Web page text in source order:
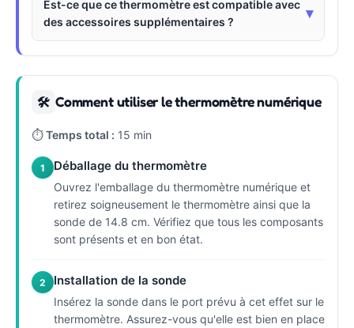
Est-ce que ce thermomètre est compatible avec
des accessoires supplémentaires ?
▾
🛠 Comment utiliser le thermomètre numérique
⏱Temps total : 15 min
1 Déballage du thermomètre
Ouvrez l'emballage du thermomètre numérique et
retirez soigneusement le thermomètre ainsi que la
sonde de 14.8 cm. Vérifiez que tous les composants
sont présents et en bon état.
2 Installation de la sonde
Insérez la sonde dans le port prévu à cet effet sur le
thermomètre. Assurez-vous qu'elle est bien en place